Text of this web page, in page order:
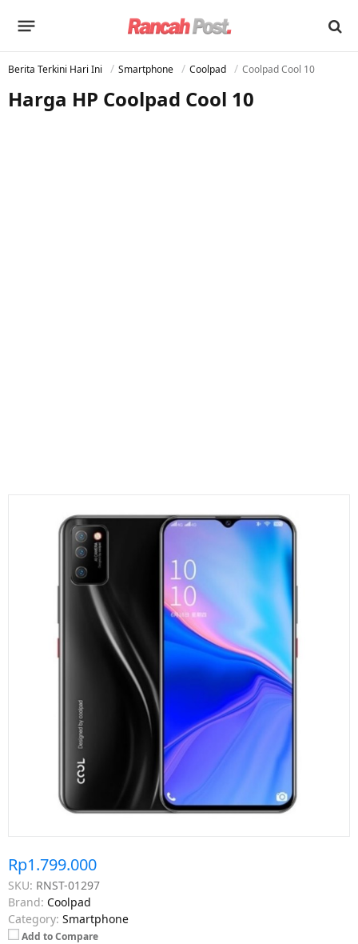
Berita Terkini Hari Ini Smartphone Coolpad Coolpad Cool 10
Harga HP Coolpad Cool 10
Rp1.799.000
SKU: RNST-01297
Brand: Coolpad
Category: Smartphone
Add to Compare